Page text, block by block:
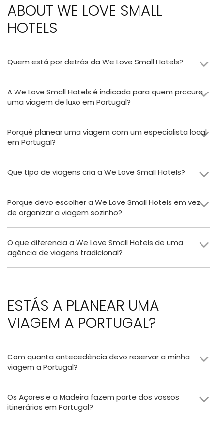
ABOUT WE LOVE SMALL
HOTELS
Quem está por detrás da We Love Small Hotels?
A We Love Small Hotels é indicada para quem procura
uma viagem de luxo em Portugal?
Porquê planear uma viagem com um especialista local
em Portugal?
Que tipo de viagens cria a We Love Small Hotels?
Porque devo escolher a We Love Small Hotels em vez
de organizar a viagem sozinho?
O que diferencia a We Love Small Hotels de uma
agência de viagens tradicional?
ESTÁS A PLANEAR UMA
VIAGEM A PORTUGAL?
Com quanta antecedência devo reservar a minha
viagem a Portugal?
Os Açores e a Madeira fazem parte dos vossos
itinerários em Portugal?